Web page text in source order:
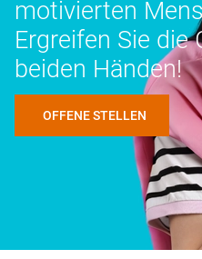
motivierten
Ergreifen Sie die
beiden Händen!
OFFENE STELLEN